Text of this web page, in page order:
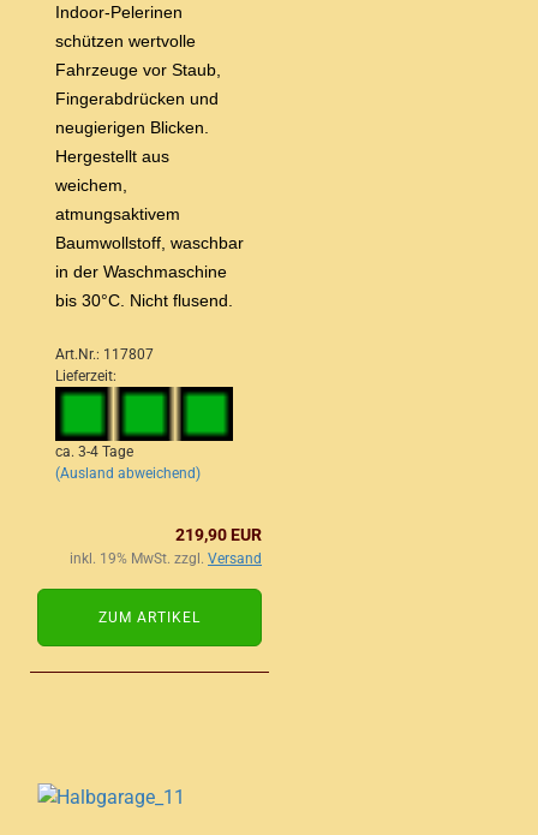
Indoor-Pelerinen
schützen wertvolle
Fahrzeuge vor Staub,
Fingerabdrücken und
neugierigen Blicken.
Hergestellt aus
weichem,
atmungsaktivem
Baumwollstoff, waschbar
in der Waschmaschine
bis 30°C. Nicht flusend.
Art.Nr.: 117807
Lieferzeit:
ca. 3-4 Tage
(Ausland abweichend)
219,90 EUR
inkl. 19% MwSt. zzgl. Versand
ZUM ARTIKEL